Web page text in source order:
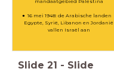
mandaatgebied Palestina
16 mei 1948: de Arabische landen
Egypte, Syrië, Libanon en Jordanië
vallen Israël aan
Slide 21 - Slide